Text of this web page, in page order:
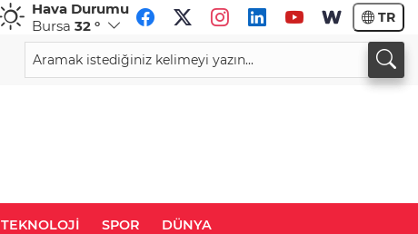
Hava Durumu
Bursa 32 ° TR
59,0083 %0,82
34,1883
TEKNOLOJİ SPOR DÜNYA